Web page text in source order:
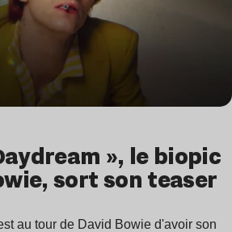
», le biopic
sort son teaser
au tour de David Bowie d'avoir son